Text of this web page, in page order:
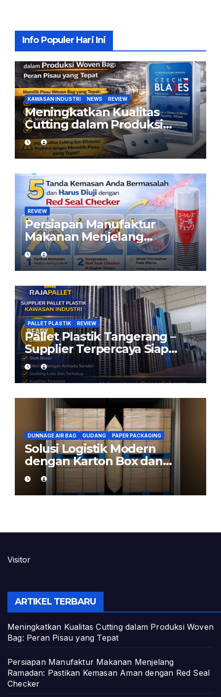
Info Populer Hari Ini
KAWASAN INDUSTRI NEWS REVIEW
Meningkatkan Kualitas
Cutting dalam Produksi
Woven Bag: Peran Pisau
yang Tepat
REVIEW
Persiapan Manufaktur
Makanan Menjelang
Ramadan: Pastikan Kemasan
Aman dengan Red Seal
Checker
PALLET PLASTIK REVIEW
Pallet Plastik Tangerang –
Supplier Terpercaya Siap
Kirim dari Cikarang
DUNNAGE AIR BAG GUDANG PAPER PACKAGING
Solusi Logistik Modern
dengan Karton Box dan
Dunnage Air Bag
Visitor
ARTIKEL TERBARU
Meningkatkan Kualitas Cutting dalam Produksi Woven
Bag: Peran Pisau yang Tepat
Persiapan Manufaktur Makanan Menjelang
Ramadan: Pastikan Kemasan Aman dengan Red Seal
Checker